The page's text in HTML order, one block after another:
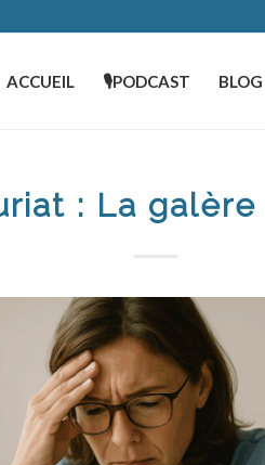
ACCUEIL 🎙️PODCAST BLOG
: La